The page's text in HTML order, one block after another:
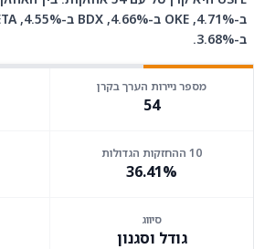
ב-3.68%.
מספר ניירות הערך בקרן
54
10 ההחזקות הגדולות
36.41%
סיווג
גודל וסגנון